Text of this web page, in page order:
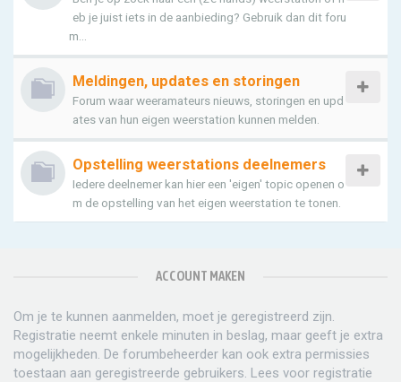
eb je juist iets in de aanbieding? Gebruik dan dit foru
m...
Meldingen, updates en storingen
Forum waar weeramateurs nieuws, storingen en upd
ates van hun eigen weerstation kunnen melden.
Opstelling weerstations deelnemers
Iedere deelnemer kan hier een 'eigen' topic openen o
m de opstelling van het eigen weerstation te tonen.
ACCOUNT MAKEN
Om je te kunnen aanmelden, moet je geregistreerd zijn.
Registratie neemt enkele minuten in beslag, maar geeft je extra
mogelijkheden. De forumbeheerder kan ook extra permissies
toestaan aan geregistreerde gebruikers. Lees voor registratie